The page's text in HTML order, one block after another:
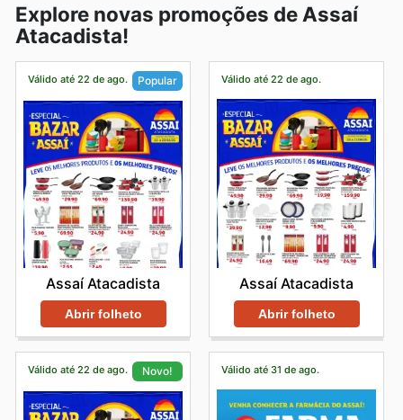
Explore novas promoções de Assaí
Atacadista!
Válido até 22 de ago. Popular
Assaí Atacadista
Abrir folheto
Válido até 22 de ago.
Assaí Atacadista
Abrir folheto
Válido até 22 de ago. Novo! Válido até 31 de ago.